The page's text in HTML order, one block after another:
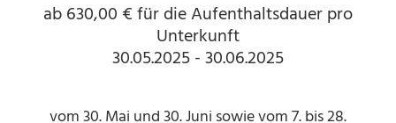
ab 630,00 € für die Aufenthaltsdauer pro
Unterkunft
30.05.2025 - 30.06.2025
vom 30. Mai und 30. Juni sowie vom 7. bis 28.